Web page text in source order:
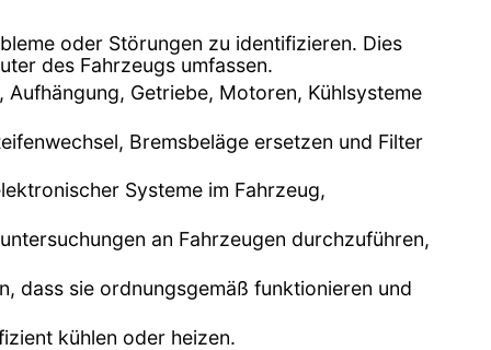
oder Störungen zu identifizieren. Dies
des Fahrzeugs umfassen.
Getriebe, Motoren, Kühlsysteme
Bremsbeläge ersetzen und Filter
Systeme im Fahrzeug,
an Fahrzeugen durchzuführen,
dass sie ordnungsgemäß funktionieren und
kühlen oder heizen.